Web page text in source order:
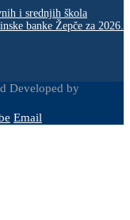
i srednjih škola
banke Žepče za 2026.
Developed by
Email